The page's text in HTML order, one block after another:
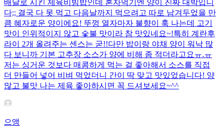
배달로 시킨 제육비빔밥인데 혼자먹기엔 양이 진짜 대박입니
다;; 결국 다 못 먹고 다음날까지 먹으려고 따로 남겨두었을 만
큼 혜자로운 양이에요! 뚜껑 열자마자 불향이 훅 나는데 고기
맛이 인위적이지 않고 숯불 맛이라 참 맛있네요~!특히 계란후
라이 2개 올려주는 센스는 굳!! ​다만 밥이랑 야채 양이 워낙 많
다 보니까 기본 고추장 소스가 양에 비해 좀 적더라고요ㅠ.ㅠ
저는 싱거운 것보다 매콤하게 먹는 걸 좋아해서 소스를 직접
더 만들어 넣어 비벼 먹었더니 간이 딱 맞고 맛있었습니다! 양
많고 불맛 나는 제육 좋아하시면 꼭 드셔보세요~^^
으앵